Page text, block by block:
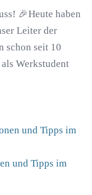
🎉Heute haben
Leiter der
schon seit 10
Werkstudent
und Tipps im